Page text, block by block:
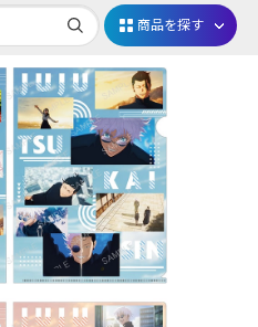
会2026
商品を探す